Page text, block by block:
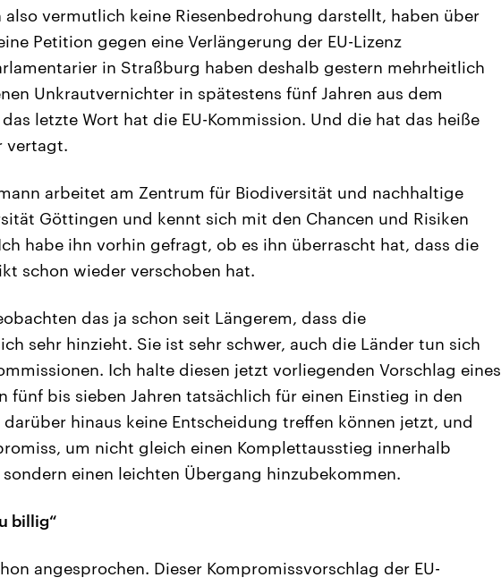
vermutlich keine Riesenbedrohung darstellt, haben über
Petition gegen eine Verlängerung der EU-Lizenz
in Straßburg haben deshalb gestern mehrheitlich
Unkrautvernichter in spätestens fünf Jahren aus dem
letzte Wort hat die EU-Kommission. Und die hat das heiße
vertagt.
arbeitet am Zentrum für Biodiversität und nachhaltige
Göttingen und kennt sich mit den Chancen und Risiken
habe ihn vorhin gefragt, ob es ihn überrascht hat, dass die
schon wieder verschoben hat.
das ja schon seit Längerem, dass die
sehr hinzieht. Sie ist sehr schwer, auch die Länder tun sich
Ich halte diesen jetzt vorliegenden Vorschlag eines
fünf bis sieben Jahren tatsächlich für einen Einstieg in den
hinaus keine Entscheidung treffen können jetzt, und
um nicht gleich einen Komplettausstieg innerhalb
einen leichten Übergang hinzubekommen.
billig“
angesprochen. Dieser Kompromissvorschlag der EU-